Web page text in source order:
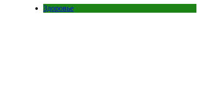
Здоровье